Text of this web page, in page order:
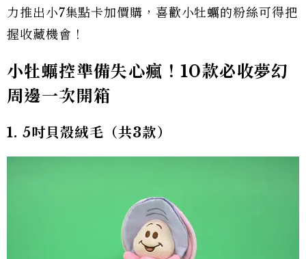
力推出小7集點卡加價購，喜歡小牡蠣的粉絲可得把
握收藏機會！
小牡蠣控準備失心瘋！10款必收夢幻
周邊一次開箱
1. 5吋貝殼絨毛（共3款）